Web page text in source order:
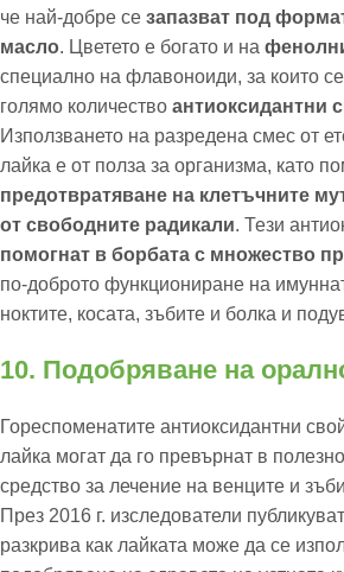
че най-добре се запазват под
масло. Цветето е богато и на
специално на флавоноиди, за които
голямо количество антиоксидантни
Използването на разредена смес от
лайка е от полза за организма, като
предотвратяване на клетъчните
от свободните радикали. Тези
помогнат в борбата с множество
по-доброто функциониране на
ноктите, косата, зъбите и болка и
10. Подобряване на
Гореспоменатите антиоксидантни
лайка могат да го превърнат в
средство за лечение на венците и
През 2016 г. изследователи
разкрива как лайката може да се